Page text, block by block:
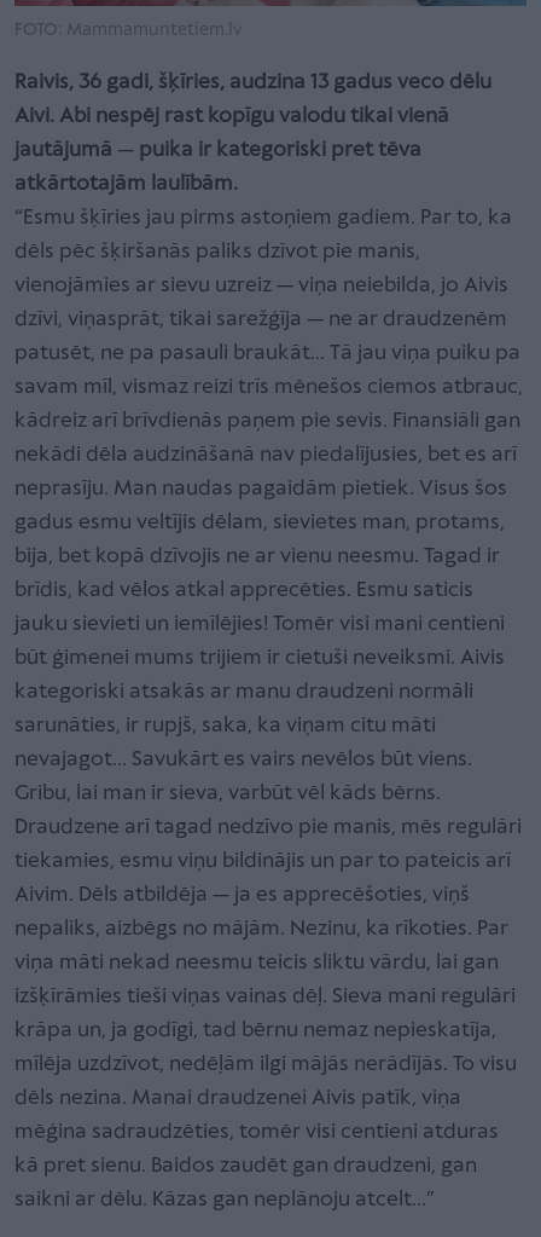
FOTO: Mammamuntetiem.lv
Raivis, 36 gadi, šķīries, audzina 13 gadus veco dēlu
Aivi. Abi nespēj rast kopīgu valodu tikai vienā
jautājumā — puika ir kategoriski pret tēva
atkārtotajām laulībām.
“Esmu šķīries jau pirms astoņiem gadiem. Par to, ka
dēls pēc šķiršanās paliks dzīvot pie manis,
vienojāmies ar sievu uzreiz — viņa neiebilda, jo Aivis
dzīvi, viņasprāt, tikai sarežģīja — ne ar draudzenēm
patusēt, ne pa pasauli braukāt... Tā jau viņa puiku pa
savam mīl, vismaz reizi trīs mēnešos ciemos atbrauc,
kādreiz arī brīvdienās paņem pie sevis. Finansiāli gan
nekādi dēla audzināšanā nav piedalījusies, bet es arī
neprasīju. Man naudas pagaidām pietiek. Visus šos
gadus esmu veltījis dēlam, sievietes man, protams,
bija, bet kopā dzīvojis ne ar vienu neesmu. Tagad ir
brīdis, kad vēlos atkal apprecēties. Esmu saticis
jauku sievieti un iemīlējies! Tomēr visi mani centieni
būt ģimenei mums trijiem ir cietuši neveiksmi. Aivis
kategoriski atsakās ar manu draudzeni normāli
sarunāties, ir rupjš, saka, ka viņam citu māti
nevajagot... Savukārt es vairs nevēlos būt viens.
Gribu, lai man ir sieva, varbūt vēl kāds bērns.
Draudzene arī tagad nedzīvo pie manis, mēs regulāri
tiekamies, esmu viņu bildinājis un par to pateicis arī
Aivim. Dēls atbildēja — ja es apprecēšoties, viņš
nepaliks, aizbēgs no mājām. Nezinu, ka rīkoties. Par
viņa māti nekad neesmu teicis sliktu vārdu, lai gan
izšķīrāmies tieši viņas vainas dēļ. Sieva mani regulāri
krāpa un, ja godīgi, tad bērnu nemaz nepieskatīja,
mīlēja uzdzīvot, nedēļām ilgi mājās nerādījās. To visu
dēls nezina. Manai draudzenei Aivis patīk, viņa
mēģina sadraudzēties, tomēr visi centieni atduras
kā pret sienu. Baidos zaudēt gan draudzeni, gan
saikni ar dēlu. Kāzas gan neplānoju atcelt...”